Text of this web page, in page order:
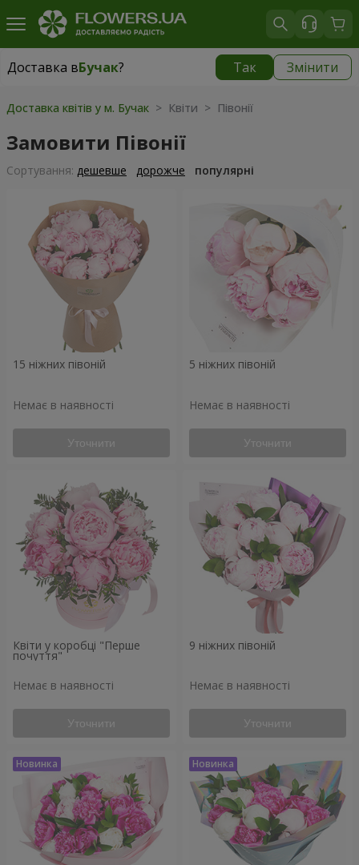
Доставка вБучак? Так Змінити
Доставка вБучак|
Доставка квітів у м. Бучак > Квіти > Півонії
Замовити Півонії
Сортування: дешевше дорожче популярні
15 ніжних півоній
Немає в наявності
Уточнити
5 ніжних півоній
Немає в наявності
Уточнити
Квіти у коробці "Перше
почуття"
Немає в наявності
Уточнити
9 ніжних півоній
Немає в наявності
Уточнити